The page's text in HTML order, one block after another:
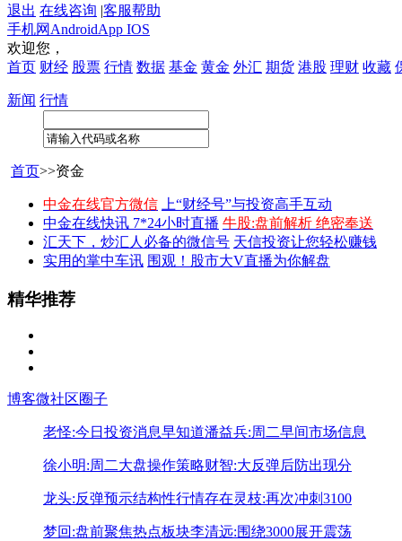
退出 在线咨询 |客服帮助
手机网 AndroidApp IOS
欢迎您，
首页 财经 股票 行情 数据 基金 黄金 外汇 期货 港股 理财 收藏
新闻 行情
首页>>资金
中金在线官方微信
上“财经号”与投资高手互动
中金在线快讯 7*24小时直播 牛股:盘前解析 绝密奉送
汇天下，炒汇人必备的微信号 天信投资让您轻松赚钱
实用的掌中车讯 围观！股市大V直播为你解盘
精华推荐
博客微社区圈子
老怪:今日投资消息早知道潘益兵:周二早间市场信息
徐小明:周二大盘操作策略财智:大反弹后防出现分
龙头:反弹预示结构性行情存在灵枝:再次冲刺3100
梦回:盘前聚焦热点板块李清远:围绕3000展开震荡